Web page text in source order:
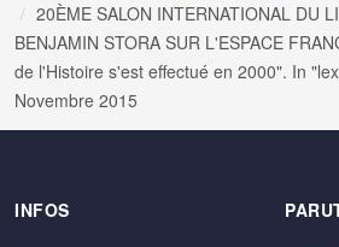
20ÈME SALON INTERNATIONAL DU
BENJAMIN STORA SUR L'ESPACE
de l'Histoire s'est effectué en 2000". In
Novembre 2015
INFOS